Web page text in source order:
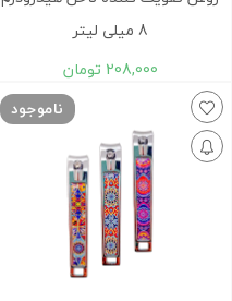
8 میلی لیتر
208,000 تومان
ناموجود